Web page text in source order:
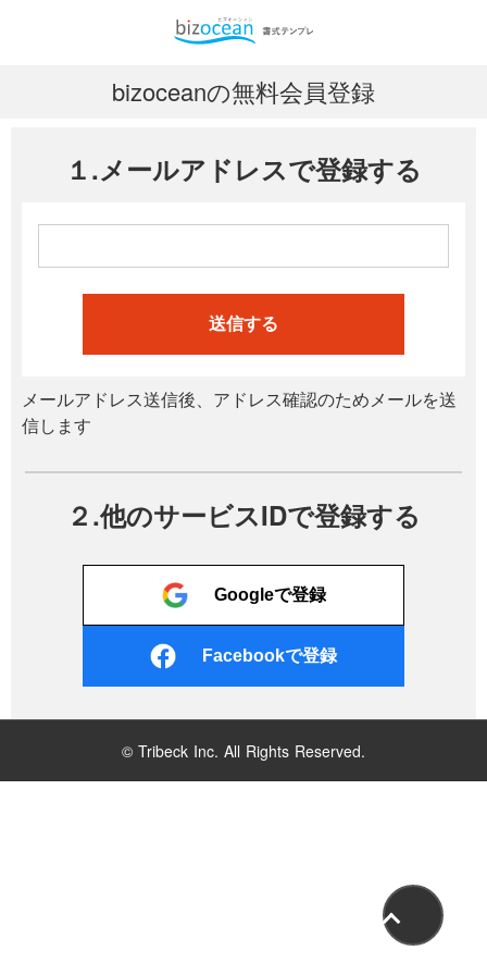
bizoceanの無料会員登録
１.メールアドレスで登録する
送信する
メールアドレス送信後、アドレス確認のためメールを送
信します
２.他のサービスIDで登録する
Googleで登録
Facebookで登録
© Tribeck Inc. All Rights Reserved.